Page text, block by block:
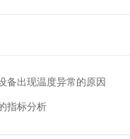
备出现温度异常的原因
指标分析